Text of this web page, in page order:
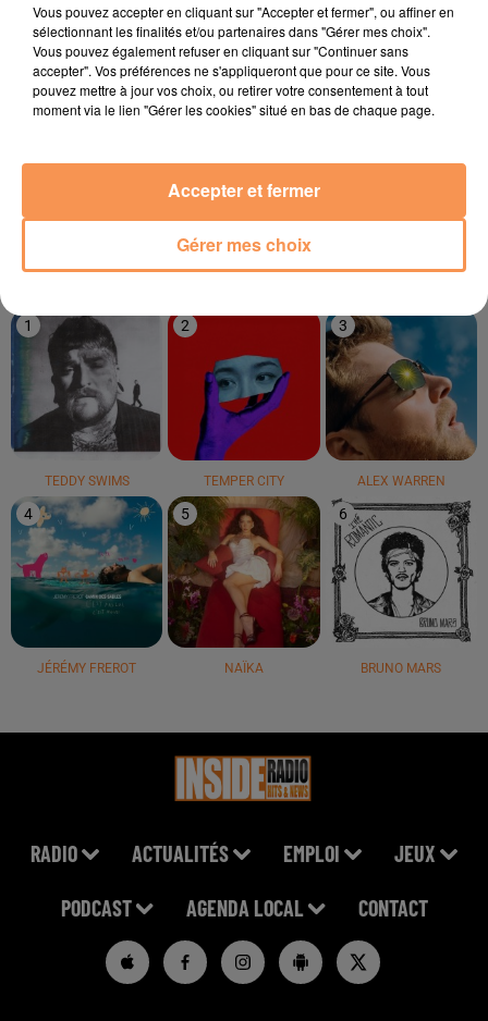
11h17
11h17 11h12
11h12
My Life
11h09
11h09
1
TEDDY SWIMS
2
TEMPER CITY
3
ALEX WARREN
4
JÉRÉMY FREROT
5
NAÏKA
6
BRUNO MARS
RADIO ACTUALITÉS EMPLOI JEUX
PODCAST AGENDA LOCAL CONTACT
Vous pouvez accepter en cliquant sur "Accepter et fermer", ou affiner en
sélectionnant les finalités et/ou partenaires dans "Gérer mes choix".
Vous pouvez également refuser en cliquant sur "Continuer sans
accepter". Vos préférences ne s'appliqueront que pour ce site. Vous
pouvez mettre à jour vos choix, ou retirer votre consentement à tout
moment via le lien "Gérer les cookies" situé en bas de chaque page.
Gérer mes choix
Accepter et fermer